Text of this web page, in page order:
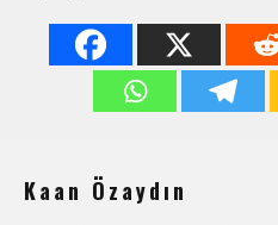
Kaan Özaydın